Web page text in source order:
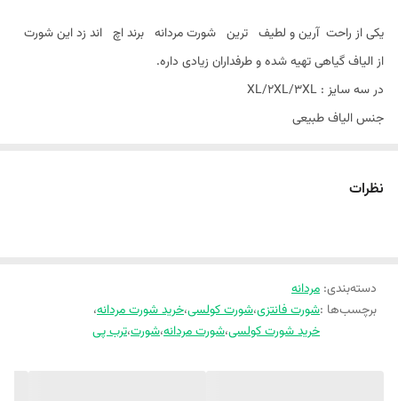
یکی از راحت آرین و لطیف ترین شورت مردانه برند اچ اند زد این شورت
از الیاف گیاهی تهیه شده و طرفداران زیادی داره.
در سه سایز : XL/2XL/3XL
جنس الیاف طبیعی
نظرات
دسته‌بندی: مردانه
برچسب‌ها :شورت فانتزی،شورت کولسی،خرید شورت مردانه،
خرید شورت کولسی،شورت مردانه،شورت،ترب پی